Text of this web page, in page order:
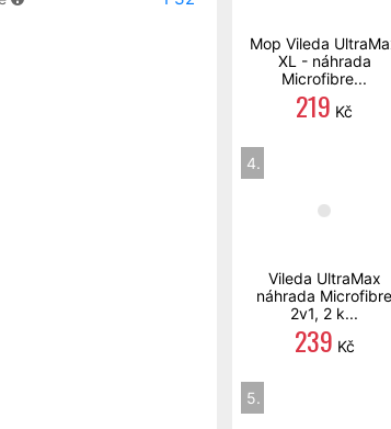
Mop Vileda
XL - náhrada
Microfibre...
219 Kč
4.
Vileda UltraMax
náhrada Microfibre
2v1, 2 k...
239 Kč
5.